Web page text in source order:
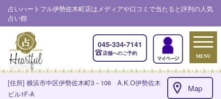
占いハートフル伊勢佐木町店はメディアや口コミで当たると評判の人気
占い館
MENU
[住所] 横浜市中区伊勢佐木町3－106 A.K.O伊勢佐木
ビル1F-A
Map
045-334-7141
店舗へのご予約